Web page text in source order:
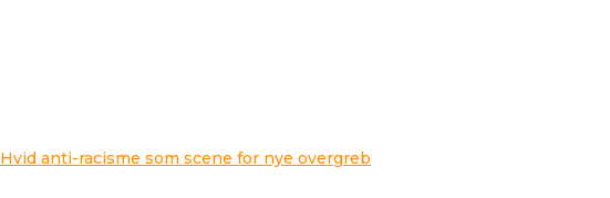
Hvid anti-racisme som scene for nye overgreb